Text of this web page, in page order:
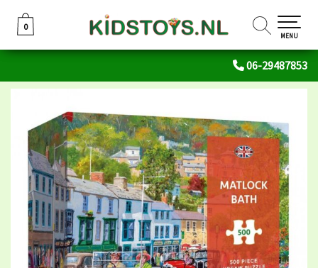
06-29487853
0
0
MENU